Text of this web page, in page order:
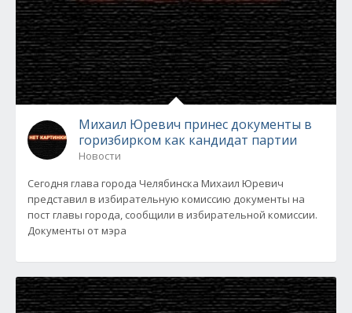
Михаил Юревич принес документы в
горизбирком как кандидат партии
Новости
Сегодня глава города Челябинска Михаил Юревич
представил в избирательную комиссию документы на
пост главы города, сообщили в избирательной комиссии.
Документы от мэра